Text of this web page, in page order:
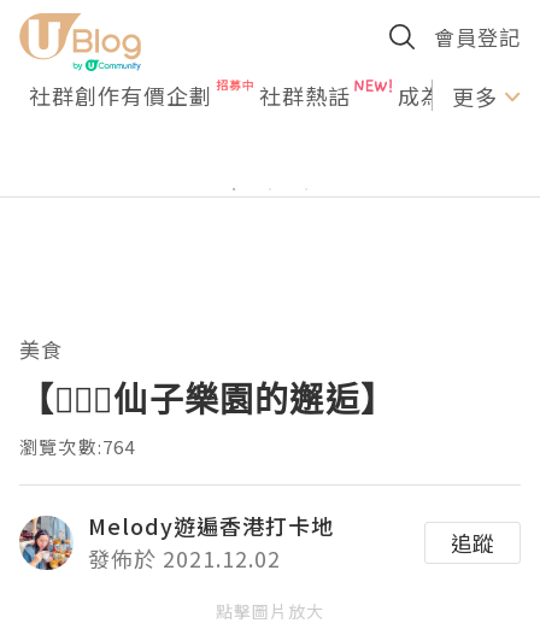
會員登記
社群創作有價企劃 社群熱話 成為U更多
美食
【🧚🏻‍♀️仙子樂園的邂逅】
瀏覽次數:764
Melody遊遍香港打卡地
發佈於 2021.12.02
追蹤
點擊圖片放大